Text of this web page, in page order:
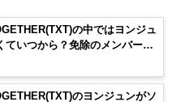
の中ではヨンジュ
ていつから？免除のメンバーも
のヨンジュンがソ